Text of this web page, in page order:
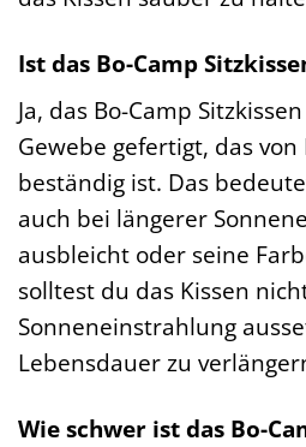
Ist das Bo-Camp
Ja, das Bo-Camp
Gewebe gefertigt, das von
beständig ist. Das
auch bei längerer
ausbleicht oder seine
solltest du das Kissen
Sonneneinstrahlung
Lebensdauer zu
Wie schwer ist das Bo-